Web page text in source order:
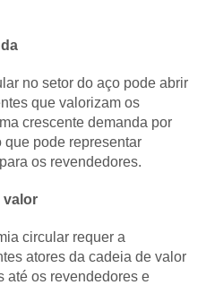
no setor do aço pode abrir
que valorizam os
crescente demanda por
que pode representar
os revendedores.
valor
circular requer a
atores da cadeia de valor
até os revendedores e